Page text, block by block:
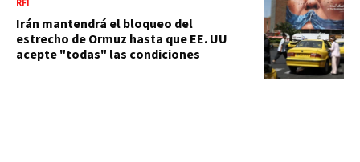
RFI
Irán mantendrá el bloqueo del
estrecho de Ormuz hasta que EE. UU
acepte "todas" las condiciones